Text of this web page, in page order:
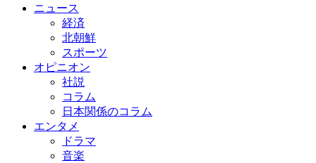
ニュース
経済
北朝鮮
スポーツ
オピニオン
社説
コラム
日本関係のコラム
エンタメ
ドラマ
音楽